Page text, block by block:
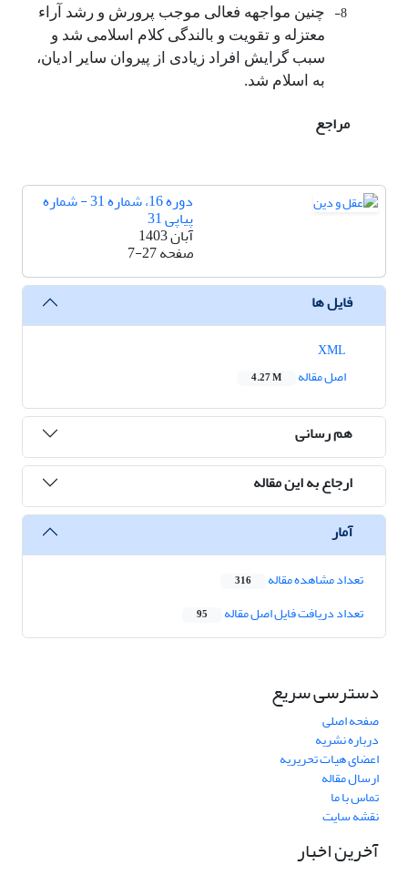
8-
چنین مواجهه فعالی موجب پرورش و رشد آراء
معتزله و تقویت و بالندگی کلام اسلامی شد و
سبب گرایش افراد زیادی از پیروان سایر ادیان،
به اسلام شد.
مراجع
دوره 16، شماره 31 - شماره
پیاپی 31
آبان 1403
صفحه7-27
فایل ها
اصل مقاله
4.27 M
هم رسانی
ارجاع به این مقاله
آمار
تعداد مشاهده مقاله 316
تعداد دریافت فایل اصل مقاله 95
دسترسی سریع
صفحه اصلی
درباره نشریه
اعضای هیات تحریریه
ارسال مقاله
تماس با ما
نقشه سایت
آخرین اخبار